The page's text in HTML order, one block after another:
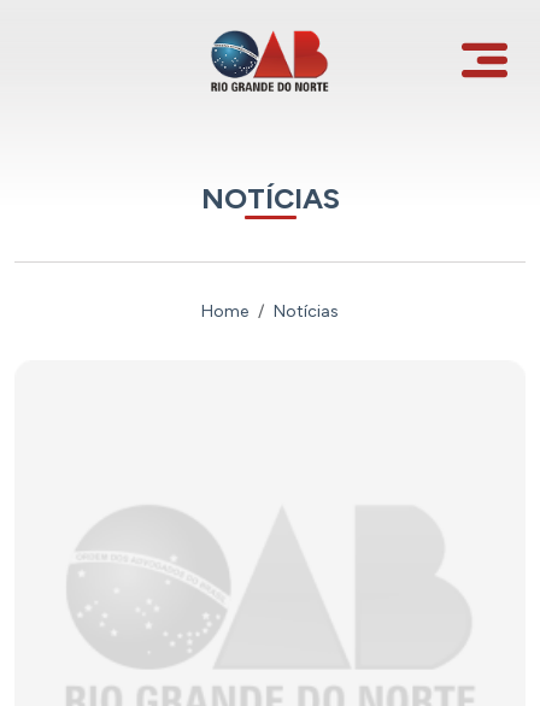
NOTÍCIAS
Home Notícias